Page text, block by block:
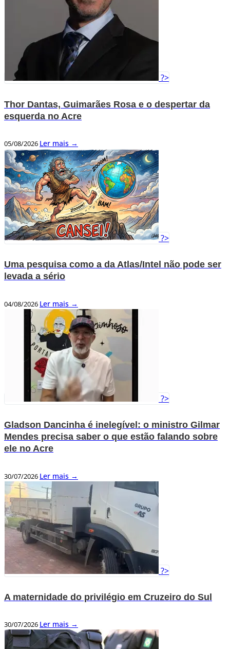
?>
Thor Dantas, Guimarães Rosa e o despertar da
esquerda no Acre
05/08/2026 Ler mais →
?>
Uma pesquisa como a da Atlas/Intel não pode ser
levada a sério
04/08/2026 Ler mais →
?>
Gladson Dancinha é inelegível: o ministro Gilmar
Mendes precisa saber o que estão falando sobre
ele no Acre
30/07/2026 Ler mais →
?>
A maternidade do privilégio em Cruzeiro do Sul
30/07/2026 Ler mais →